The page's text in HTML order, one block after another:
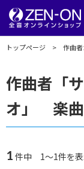
トップページ 作曲
作曲者「
オ」 楽
1 件中 1～1件を